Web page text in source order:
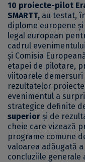
10 proiecte-pilot
SMARTT, au testat,
diplome europene
legal european
cadrul
și Comisia
etapei de pilotare,
viitoarele
rezultatelor
evenimentul a
strategice definite
superior și de
cheie care vizează
programe comune
valoarea adăugată
concluziile